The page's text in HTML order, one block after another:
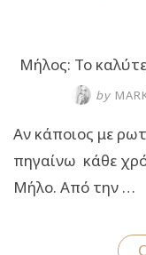
Μήλος: Το
by
Αν κάποιος με
πηγαίνω κάθε
Μήλο. Από την …